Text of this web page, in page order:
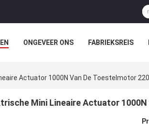
ONGEVEER ONS FABRIEKSREIS
Actuator 1000N Van De Toestelmotor
Mini Lineaire Actuator